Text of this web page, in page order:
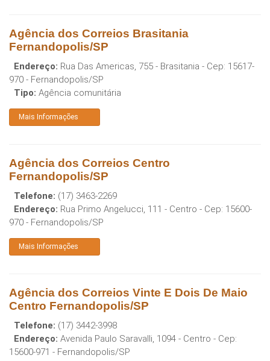
Agência dos Correios Brasitania
Fernandopolis/SP
Endereço: Rua Das Americas, 755 - Brasitania - Cep: 15617-
970 - Fernandopolis/SP
Tipo: Agência comunitária
Mais Informações
Agência dos Correios Centro
Fernandopolis/SP
Telefone: (17) 3463-2269
Endereço: Rua Primo Angelucci, 111 - Centro - Cep: 15600-
970 - Fernandopolis/SP
Mais Informações
Agência dos Correios Vinte E Dois De Maio
Centro Fernandopolis/SP
Telefone: (17) 3442-3998
Endereço: Avenida Paulo Saravalli, 1094 - Centro - Cep:
15600-971 - Fernandopolis/SP